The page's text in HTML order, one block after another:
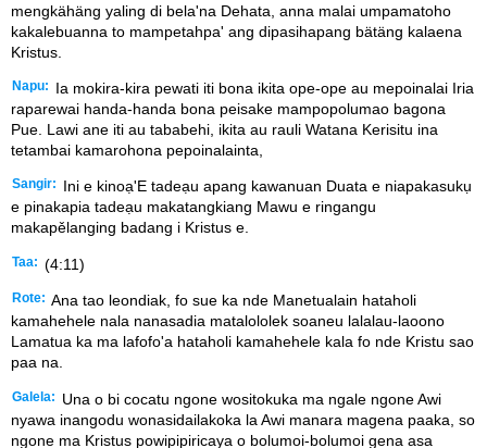
mengkähäng yaling di bela'na Dehata, anna malai umpamatoho
kakalebuanna to mampetahpa' ang dipasihapang bätäng kalaena
Kristus.
Napu:
Ia mokira-kira pewati iti bona ikita ope-ope au mepoinalai Iria
raparewai handa-handa bona peisake mampopolumao bagona
Pue. Lawi ane iti au tababehi, ikita au rauli Watana Kerisitu ina
tetambai kamarohona pepoinalainta,
Sangir:
Ini e kinoạ'E tadeạu apang kawanuan Duata e niapakasukụ
e pinakapia tadeạu makatangkiang Mawu e ringangu
makapělanging badang i Kristus e.
Taa: (4:11)
Rote: Ana tao leondiak, fo sue ka nde Manetualain hataholi
kamahehele nala nanasadia matalololek soaneu lalalau-laoono
Lamatua ka ma lafofo'a hataholi kamahehele kala fo nde Kristu sao
paa na.
Galela:
Una o bi cocatu ngone wositokuka ma ngale ngone Awi
nyawa inangodu wonasidailakoka la Awi manara magena paaka, so
ngone ma Kristus powipipiricaya o bolumoi-bolumoi gena asa